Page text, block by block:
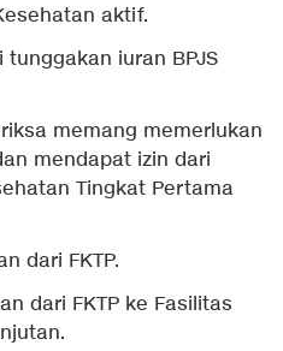
aktif.
iuran BPJS
memang memerlukan
mendapat izin dari
Tingkat Pertama
dari FKTP.
dari FKTP ke Fasilitas